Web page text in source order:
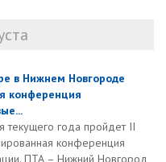
в Нижнем Новгороде
конференция
текущего года пройдет II
конференция
ПТА – Нижний Новгород